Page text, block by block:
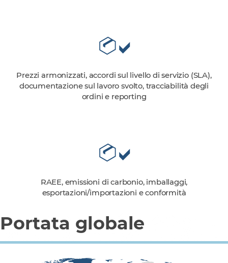
Prezzi armonizzati, accordi sul livello di servizio (SLA),
documentazione sul lavoro svolto, tracciabilità degli
ordini e reporting
RAEE, emissioni di carbonio, imballaggi,
esportazioni/importazioni e conformità
Portata globale